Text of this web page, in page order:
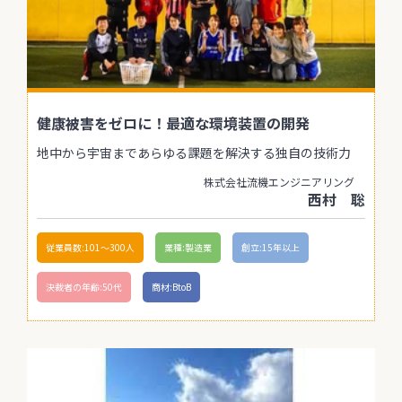
健康被害をゼロに！最適な環境装置の開発
地中から宇宙まであらゆる課題を解決する独自の技術力
株式会社流機エンジニアリング
西村 聡
従業員数:101〜300人 業種:製造業 創立:15年以上
決裁者の年齢:50代 商材:BtoB